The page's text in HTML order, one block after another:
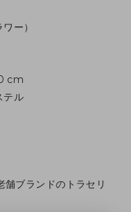
ー）
cm
テル
舗ブランドのトラセリ